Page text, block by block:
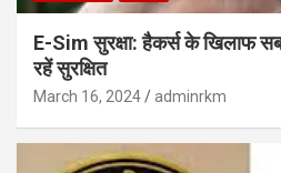
E-Sim सुरक्षा: हैकर्स के खिलाफ
रहें सुरक्षित
March 16, 2024 adminrkm